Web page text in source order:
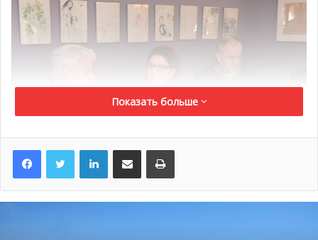
Показать больше
LinkedInПоделиться по электронной почте Распечатать